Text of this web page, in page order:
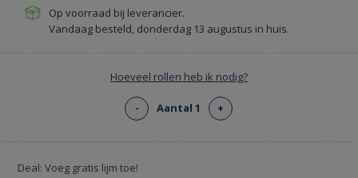
Op voorraad bij leverancier.
Vandaag besteld, donderdag 13 augustus in huis.
Hoeveel rollen heb ik nodig?
- Aantal 1 +
Deal: Voeg gratis lijm toe!